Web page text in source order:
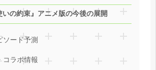
いの約束』アニメ版の今後の展開
ソード予測
コラボ情報